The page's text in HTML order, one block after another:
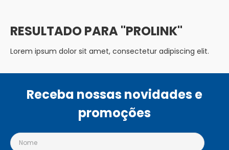
PROLINK
Lorem ipsum dolor sit amet, consectetur adipiscing elit.
Receba nossas novidades e
promoções